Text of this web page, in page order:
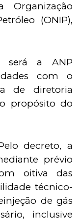
Organização
(ONIP),
será a ANP
com o
de diretoria
propósito do
decreto, a
prévio
oitiva das
técnico-
de gás
inclusive